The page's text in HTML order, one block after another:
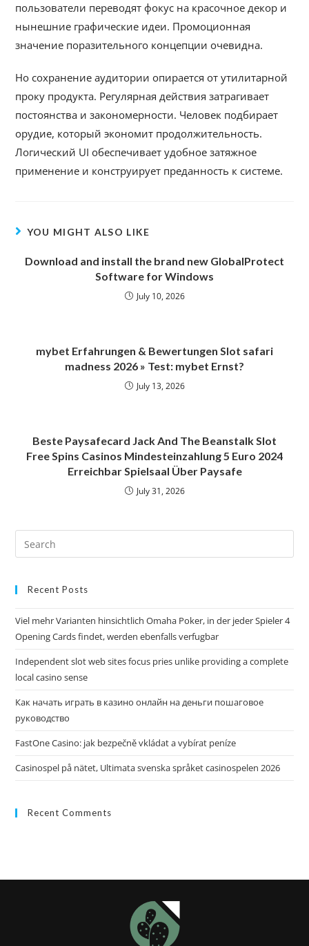
пользователи переводят фокус на красочное декор и
нынешние графические идеи. Промоционная
значение поразительного концепции очевидна.
Но сохранение аудитории опирается от утилитарной
проку продукта. Регулярная действия затрагивает
постоянства и закономерности. Человек подбирает
орудие, который экономит продолжительность.
Логический UI обеспечивает удобное затяжное
применение и конструирует преданность к системе.
YOU MIGHT ALSO LIKE
Download and install the brand new GlobalProtect
Software for Windows
July 10, 2026
mybet Erfahrungen & Bewertungen Slot safari
madness 2026 » Test: mybet Ernst?
July 13, 2026
Beste Paysafecard Jack And The Beanstalk Slot
Free Spins Casinos Mindesteinzahlung 5 Euro 2024
Erreichbar Spielsaal Über Paysafe
July 31, 2026
Recent Posts
Viel mehr Varianten hinsichtlich Omaha Poker, in der jeder Spieler 4
Opening Cards findet, werden ebenfalls verfugbar
Independent slot web sites focus pries unlike providing a complete
local casino sense
Как начать играть в казино онлайн на деньги пошаговое
руководство
FastOne Casino: jak bezpečně vkládat a vybírat peníze
Casinospel på nätet, Ultimata svenska språket casinospelen 2026
Recent Comments